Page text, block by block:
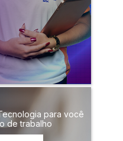
para você
de trabalho